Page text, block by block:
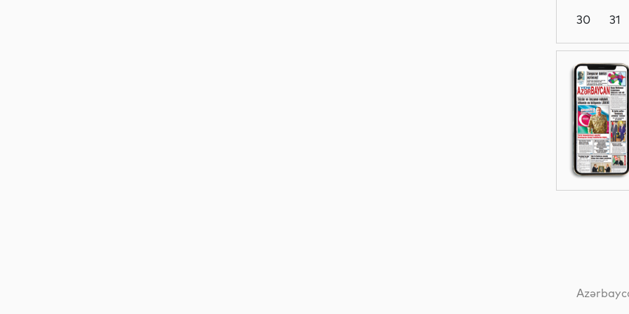
Dünya
Dünya
30
31